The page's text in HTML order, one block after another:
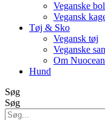
Veganske
Vegansk
Tøj & Sko
Vegansk tøj
Veganske
Om
Hund
Søg
Søg